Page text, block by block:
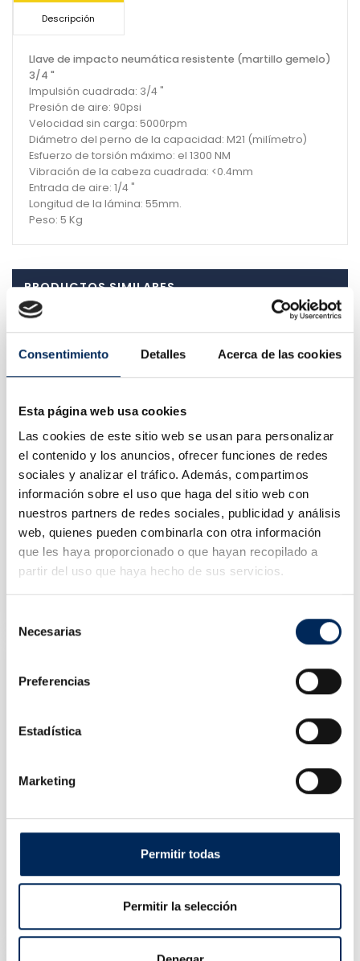
Consentimiento Detalles Acerca de las cookies
Esta página web usa cookies
Las cookies de este sitio web se usan para personalizar
el contenido y los anuncios, ofrecer funciones de redes
sociales y analizar el tráfico. Además, compartimos
información sobre el uso que haga del sitio web con
nuestros partners de redes sociales, publicidad y análisis
web, quienes pueden combinarla con otra información
que les haya proporcionado o que hayan recopilado a
partir del uso que haya hecho de sus servicios.
Necesarias
Preferencias
Estadística
Marketing
Permitir todas
Permitir la selección
Descripción
Llave de impacto neumática resistente (martillo gemelo)
3/4 "
Impulsión cuadrada: 3/4 "
Presión de aire: 90psi
Velocidad sin carga: 5000rpm
Diámetro del perno de la capacidad: M21 (milímetro)
Esfuerzo de torsión máximo: el 1300 NM
Vibración de la cabeza cuadrada: <0.4mm
Entrada de aire: 1/4 "
Longitud de la lámina: 55mm.
Peso: 5 Kg
PRODUCTOS SIMILARES
Llave De Carraca Neumatica 1/2"
0/39-BP821
71,98 €Precio